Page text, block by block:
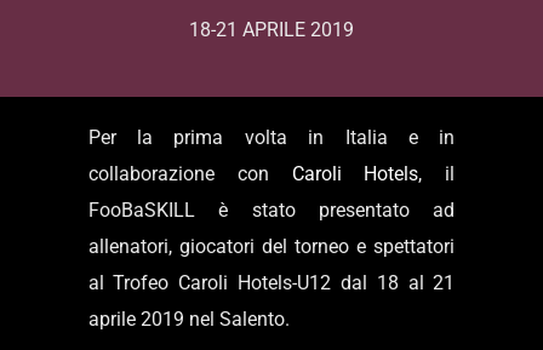
18-21 APRILE 2019
Per la prima volta in Italia e in
collaborazione con Caroli Hotels, il
FooBaSKILL è stato presentato ad
allenatori, giocatori del torneo e spettatori
al Trofeo Caroli Hotels-U12 dal 18 al 21
aprile 2019 nel Salento.